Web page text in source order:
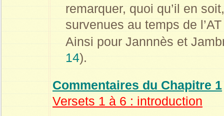
remarquer, quoi qu’il en
survenues au temps de
Ainsi pour Jannnès et
14).
Commentaires du Chapitre 1
Versets 1 à 6 : introduction